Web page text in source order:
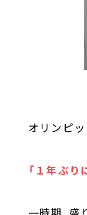
オリンピ
「１年ぶり